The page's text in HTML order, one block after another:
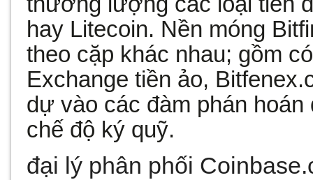
hay Litecoin. Nền móng
theo cặp khác nhau; gồm
Exchange tiền ảo,
dự vào các đàm phán
chế độ ký quỹ.
đại lý phân phối